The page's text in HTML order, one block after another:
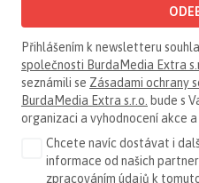
Přihlášením k newsletteru
společnosti BurdaMedia Extra
seznámili se Zásadami ochrany
BurdaMedia Extra s.r.o. bude s
organizaci a vyhodnocení akce a
Chcete navíc dostávat i
informace od našich
zpracováním údajů k